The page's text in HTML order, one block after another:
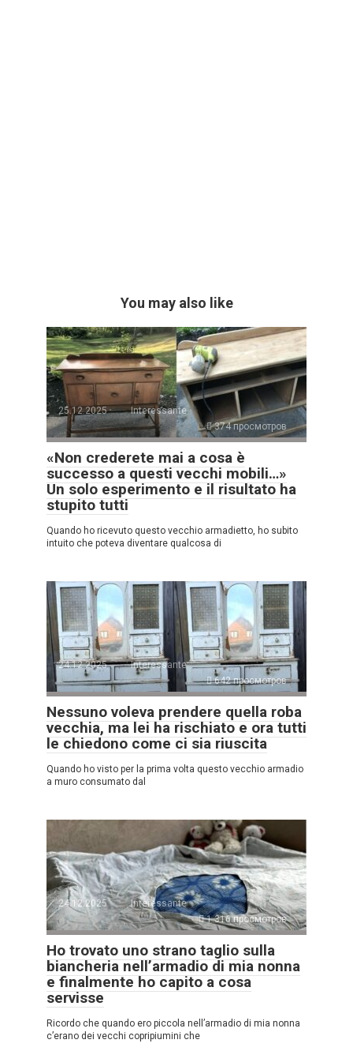
You may also like
25.12.2025
Interessante
374 просмотров
«Non crederete mai a cosa è
successo a questi vecchi mobili…»
Un solo esperimento e il risultato ha
stupito tutti
Quando ho ricevuto questo vecchio armadietto, ho subito
intuito che poteva diventare qualcosa di
24.12.2025
Interessante
642 просмотров
Nessuno voleva prendere quella roba
vecchia, ma lei ha rischiato e ora tutti
le chiedono come ci sia riuscita
Quando ho visto per la prima volta questo vecchio armadio
a muro consumato dal
24.12.2025
Interessante
1.316 просмотров
Ho trovato uno strano taglio sulla
biancheria nell’armadio di mia nonna
e finalmente ho capito a cosa
servisse
Ricordo che quando ero piccola nell’armadio di mia nonna
c’erano dei vecchi copripiumini che